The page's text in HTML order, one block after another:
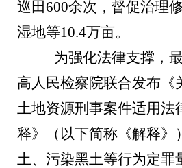
巡田600余次，督促治理
湿地等10.4万亩。
为强化法律支撑，
高人民检察院联合发布《
土地资源刑事案件适用法
释》（以下简称《解释》
土、污染黑土等行为定罪